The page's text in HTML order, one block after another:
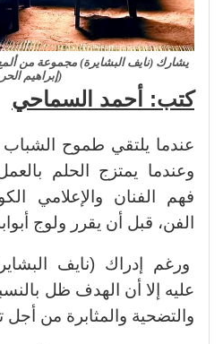
يشارك (نايف البشايرة) مجموعة من ألمع
(إبراهيم
كتب: أحمد السماحي
عندما يلتقي طموح الشباب
وعندما يمتزج الحلم
فهم الفنان والإعلامي
الفن، قبل أن يقرر ولوج
ورغم إدراك (نايف
عليه إلا أن الهدف ظل
والتضحية والمثابرة من أجل